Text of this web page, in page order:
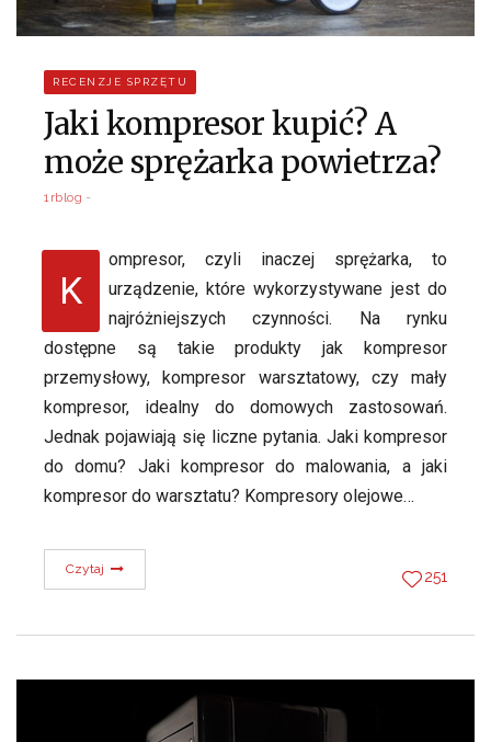
RECENZJE SPRZĘTU
Jaki kompresor kupić? A
może sprężarka powietrza?
1rblog
K
ompresor, czyli inaczej sprężarka, to
urządzenie, które wykorzystywane jest do
najróżniejszych czynności. Na rynku
dostępne są takie produkty jak kompresor
przemysłowy, kompresor warsztatowy, czy mały
kompresor, idealny do domowych zastosowań.
Jednak pojawiają się liczne pytania. Jaki kompresor
do domu? Jaki kompresor do malowania, a jaki
kompresor do warsztatu? Kompresory olejowe…
Czytaj 251